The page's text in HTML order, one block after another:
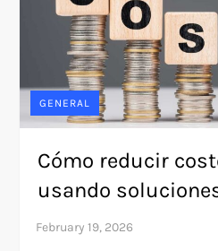
GENERAL
Cómo reducir
usando